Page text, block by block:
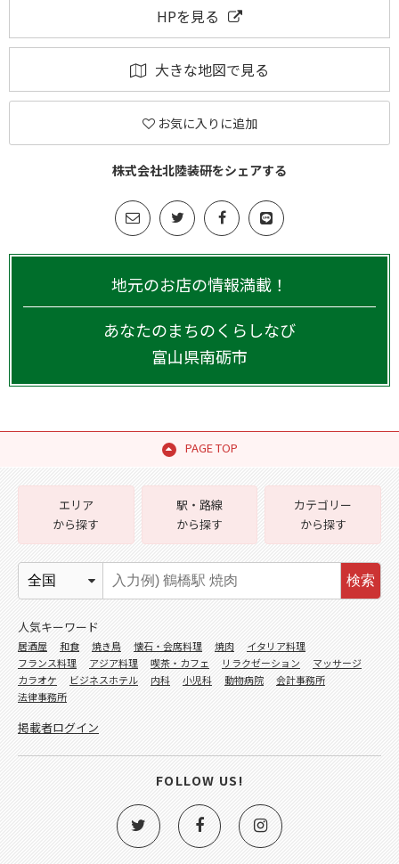
HPを見る
大きな地図で見る
お気に入りに追加
株式会社北陸装研をシェアする
地元のお店の情報満載！
あなたのまちのくらしなび
富山県南砺市
PAGE TOP
エリア
から探す
駅・路線
から探す
カテゴリー
から探す
検索
人気キーワード
居酒屋 和食 焼き鳥 懐石・会席料理 焼肉
イタリア料理
フランス料理
アジア料理 喫茶・カフェ リラクゼーション
マッサージ
カラオケ
ビジネスホテル 内科 小児科 動物病院
会計事務所
法律事務所
掲載者ログイン
FOLLOW US!